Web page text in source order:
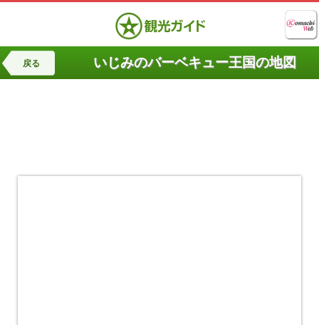
戻る いじみのバーベキュー王国の地図